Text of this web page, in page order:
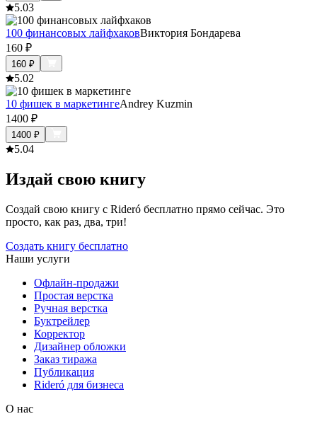
5.03
100 финансовых лайфхаковВиктория Бондарева
160 ₽
160 ₽
5.02
10 фишек в маркетингеAndrey Kuzmin
1400 ₽
1400 ₽
5.04
Издай свою книгу
Создай свою книгу с Rideró бесплатно прямо сейчас. Это
просто, как раз, два, три!
Создать книгу бесплатно
Наши услуги
Офлайн-продажи
Простая верстка
Ручная верстка
Буктрейлер
Корректор
Дизайнер обложки
Заказ тиража
Публикация
Rideró для бизнеса
О нас